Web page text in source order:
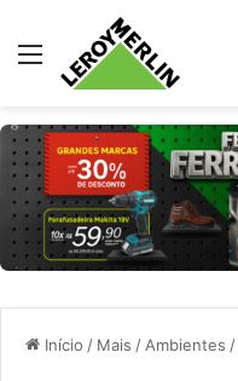
Menu
Início / Mais /Ambientes /